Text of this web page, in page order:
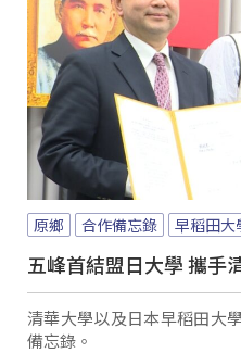
原鄉 合作備忘錄 早稻田大
五峰首結盟日大學 攜手
清華大學以及日本早稻田大
備忘錄。